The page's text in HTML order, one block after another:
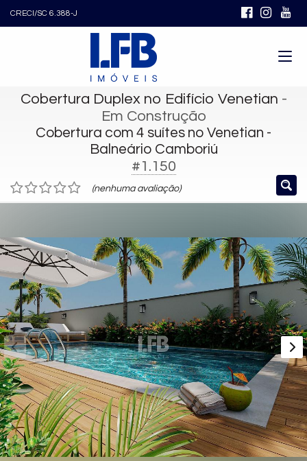
CRECI/SC 6.388-J
Cobertura Duplex no Edifício Venetian -
Em Construção
Cobertura com 4 suítes no Venetian -
Balneário Camboriú
#1.150
(nenhuma avaliação)